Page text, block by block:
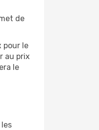
de
pour le
au prix
le